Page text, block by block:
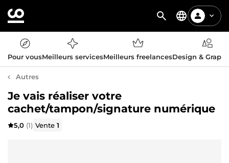
Pour vousMeilleurs servicesMeilleurs freelancesDesign &
Autres
Je vais réaliser votre
cachet/tampon/signature numérique
5,0 (1) Vente1